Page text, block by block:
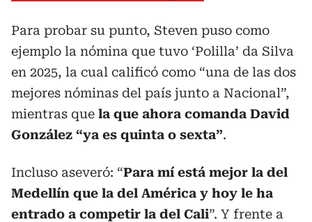
Para probar su punto, Steven puso como
ejemplo la nómina que tuvo ‘Polilla’ da Silva
en 2025, la cual calificó como “una de las dos
mejores nóminas del país junto a Nacional”,
mientras que la que ahora comanda David
González “ya es quinta o sexta”.
Incluso aseveró: “Para mí está mejor la del
Medellín que la del América y hoy le ha
entrado a competir la del Cali”. Y frente a